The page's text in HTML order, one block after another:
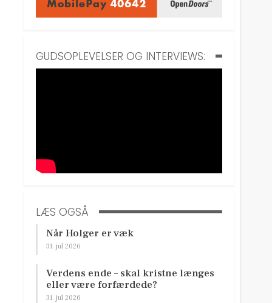
GUDSOPLEVELSER OG INTERVIEWS:
LÆS OGSÅ
Når Holger er væk
31. jul 2026
Verdens ende – skal kristne længes
eller være forfærdede?
31. jul 2026